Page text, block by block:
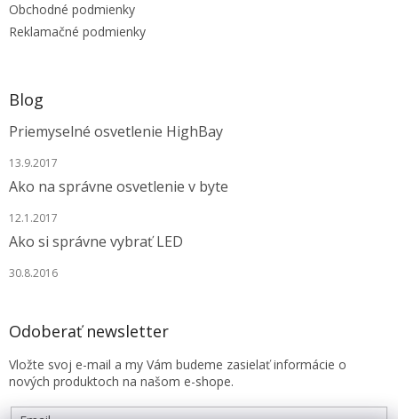
Obchodné podmienky
Reklamačné podmienky
Blog
Priemyselné osvetlenie HighBay
13.9.2017
Ako na správne osvetlenie v byte
12.1.2017
Ako si správne vybrať LED
30.8.2016
Odoberať newsletter
Vložte svoj e-mail a my Vám budeme zasielať informácie o
nových produktoch na našom e-shope.